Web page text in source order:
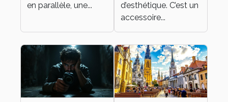
figurines ?
en parallèle, une...
d’esthétique. C’est un
accessoire...